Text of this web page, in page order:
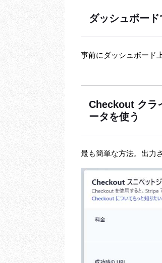
ダッシュボー
事前にダッシュボード
Checkout クラ
ータを使う
最も簡単な方法。出力